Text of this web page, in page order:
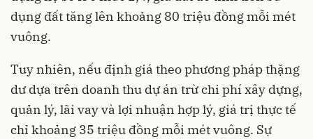
dụng đất tăng lên khoảng 80 triệu đồng mỗi mét
vuông.
Tuy nhiên, nếu định giá theo phương pháp thặng
dư dựa trên doanh thu dự án trừ chi phí xây dựng,
quản lý, lãi vay và lợi nhuận hợp lý, giá trị thực tế
chỉ khoảng 35 triệu đồng mỗi mét vuông. Sự